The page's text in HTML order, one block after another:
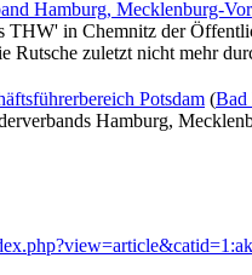
Hamburg, Mecklenburg-
in Chemnitz der
Rutsche zuletzt nicht mehr
Potsdam (Bad
Hamburg,